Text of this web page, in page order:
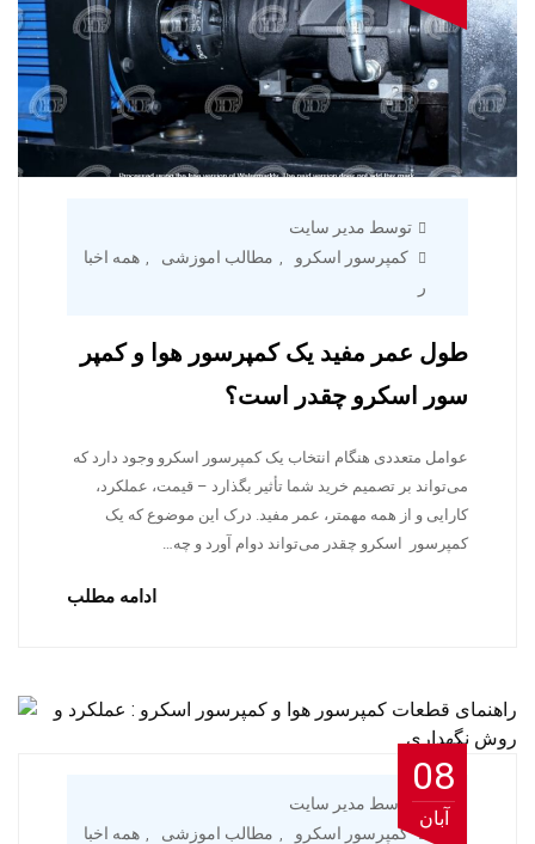
توسط مدیر سایت
کمپرسور اسکرو
, مطالب اموزشی , همه اخبا
ر
طول عمر مفید یک کمپرسور هوا و کمپر
سور اسکرو چقدر است؟
عوامل متعددی هنگام انتخاب یک کمپرسور اسکرو وجود دارد که
می‌تواند بر تصمیم خرید شما تأثیر بگذارد – قیمت، عملکرد،
کارایی و از همه مهمتر، عمر مفید. درک این موضوع که یک
کمپرسور اسکرو چقدر می‌تواند دوام آورد و چه…
ادامه مطلب
08
آبان
توسط مدیر سایت
کمپرسور اسکرو
, مطالب اموزشی , همه اخبا